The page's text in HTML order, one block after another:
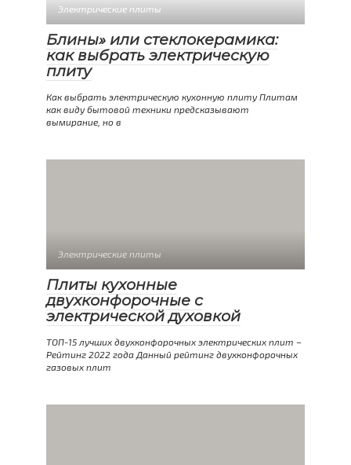
Электрические плиты
Блины» или стеклокерамика:
как выбрать электрическую
плиту
Как выбрать электрическую кухонную плиту Плитам
как виду бытовой техники предсказывают
вымирание, но в
Электрические плиты
Плиты кухонные
двухконфорочные с
электрической духовкой
ТОП-15 лучших двухконфорочных электрических плит –
Рейтинг 2022 года Данный рейтинг двухконфорочных
газовых плит